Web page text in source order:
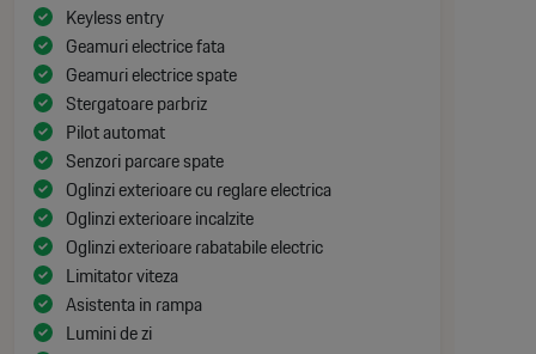
Keyless entry
Geamuri electrice fata
Geamuri electrice spate
Stergatoare parbriz
Pilot automat
Senzori parcare spate
Oglinzi exterioare cu reglare electrica
Oglinzi exterioare incalzite
Oglinzi exterioare rabatabile electric
Limitator viteza
Asistenta in rampa
Lumini de zi